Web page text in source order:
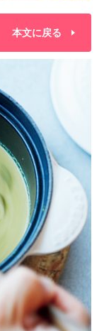
本文に戻る